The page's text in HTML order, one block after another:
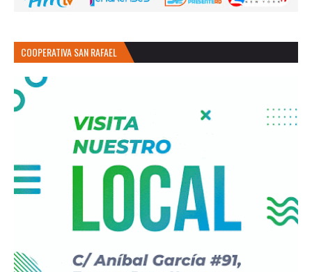
COOPERATIVA SAN RAFAEL